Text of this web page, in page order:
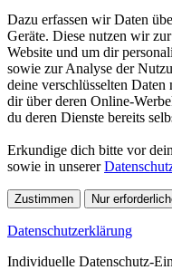
Dazu erfassen wir Daten
Geräte. Diese nutzen wir
Website und um dir
sowie zur Analyse der
deine verschlüsselten
dir über deren Online-
du deren Dienste bereits
Erkundige dich bitte vor
sowie in unserer
Zustimmen Nur
Datenschutzerklärung
Individuelle Datenschutz-